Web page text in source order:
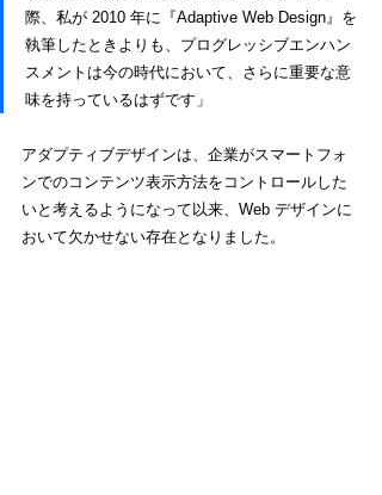
際、私が 2010 年に『Adaptive Web Design』を
執筆したときよりも、プログレッシブエンハン
スメントは今の時代において、さらに重要な意
味を持っているはずです」
アダプティブデザインは、企業がスマートフォ
ンでのコンテンツ表示方法をコントロールした
いと考えるようになって以来、Web デザインに
おいて欠かせない存在となりました。